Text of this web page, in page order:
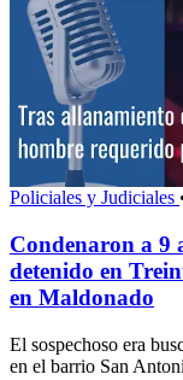
Policiales y Judiciales
Condenaron a 9
detenido en
en Maldonado
El sospechoso era
en el barrio San